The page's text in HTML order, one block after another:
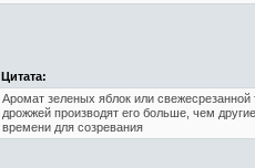
Цитата:
Аромат зеленых яблок или
дрожжей производят его больше, чем
времени для созревания